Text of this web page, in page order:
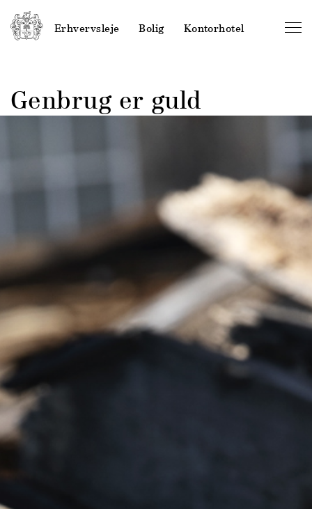
Genbrug er guld
Erhvervsleje Bolig Kontorhotel